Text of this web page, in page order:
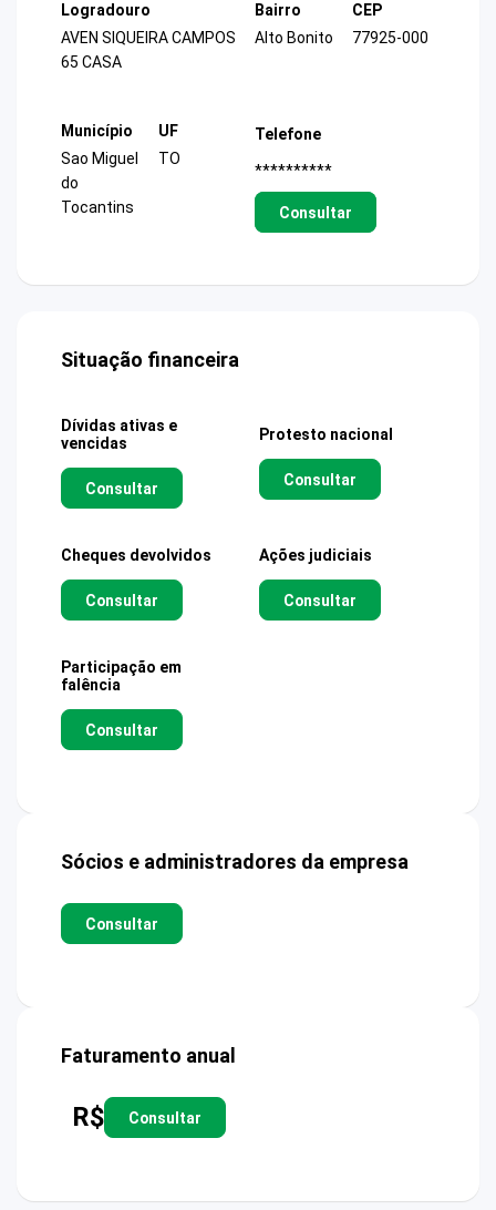
Logradouro
AVEN SIQUEIRA CAMPOS
65 CASA
Bairro
Alto Bonito
CEP
77925-000
Município
Sao Miguel
do
Tocantins
UF
TO
Telefone
**********
Consultar
Situação financeira
Dívidas ativas e
vencidas
Consultar
Protesto nacional
Consultar
Cheques devolvidos
Consultar
Ações judiciais
Consultar
Participação em
falência
Consultar
Sócios e administradores da empresa
Consultar
Faturamento anual
R$ Consultar